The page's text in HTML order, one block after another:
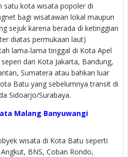
satu kota wisata popoler di
bagi wisatawan lokal maupun
sejuk karena berada di ketinggian
diatas permukaan laut)
lama-lama tinggal di Kota Apel
dari Kota Jakarta, Bandung,
Sumatera atau bahkan luar
Batu yang sebelumnya transit di
Sidoarjo/Surabaya.
Malang Banyuwangi
wisata di Kota Batu seperti
BNS, Coban Rondo,